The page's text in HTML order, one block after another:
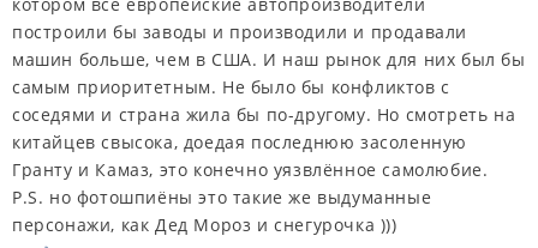
построили бы заводы и производили и продавали
машин больше, чем в США. И наш рынок для них был бы
самым приоритетным. Не было бы конфликтов с
соседями и страна жила бы по-другому. Но смотреть на
китайцев свысока, доедая последнюю засоленную
Гранту и Камаз, это конечно уязвлённое самолюбие.
P.S. но фотошпиёны это такие же выдуманные
персонажи, как Дед Мороз и снегурочка )))